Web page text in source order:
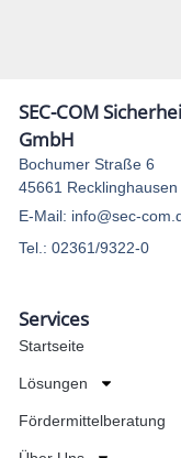
Services
Startseite
Lösungen
Fördermittelberatung
SEC-COM
GmbH
Bochumer Straße 6
45661 Recklinghausen
E-Mail: info@sec-
Tel.: 02361/9322-0